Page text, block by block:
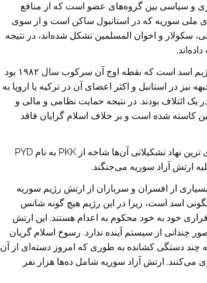
و سیاسی بین گروه‌های عضو است که از منافع
ملی‌ سوریه که در استانبول ساکن است و از سوی
سکولار و اخوان المسلمین تشکل شده‌اند، در نتیجه
این جبهه بیش از سی سال است که زیر ضربه رژیم اسد است که نقطه اوج آن سرکوب سال ۱۹۸۲ بود
در استانبل و اکثر اعضای آن در ترکیه یا اروپا به
ائتلاف بودند. در نتیجه حمایت نظامی و مالی‌ و
کاسته شده است و بر خلاف اسلام گرایان فاقد
حدود دو و نیم میلیون کرد در سوریه زندگی‌ می‌کنند که قوی ترین نهاد تشکیلاتی آن‌ها شاخه از PKK به نام PYD
ارتش آزاد سوریه می‌جنگند.
۲۰۱۱ در نتیجه فرار بسیاری از افسران و سربازان از ارتش رژیم سوریه
اسد است، زیرا در این رژیم هیچ گونه شانس
خود به خود محکوم به اعدام هستند. این ارتش
چندانی از سیستم آینده ندارد. رسوخ اسلام گریان
به چند دستگی کشانده به طوری که امروز دسته‌ای از آن
می‌کنند. ارتش آزاد سوریه شامل ده‌ها هزار نفر